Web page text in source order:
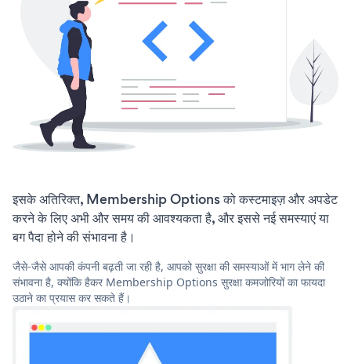
इसके अतिरिक्त, Membership Options को कस्टमाइज़ और अपडेट
करने के लिए अभी और समय की आवश्यकता है, और इससे नई समस्याएं या
बग पैदा होने की संभावना है।
जैसे-जैसे आपकी कंपनी बढ़ती जा रही है, आपको सुरक्षा की समस्याओं में भाग लेने की
संभावना है, क्योंकि हैकर Membership Options सुरक्षा कमजोरियों का फायदा
उठाने का प्रयास कर सकते हैं।